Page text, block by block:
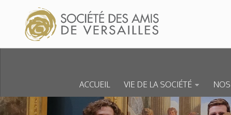
Skip to content
ACCUEIL VIE DE LA SOCIÉTÉ